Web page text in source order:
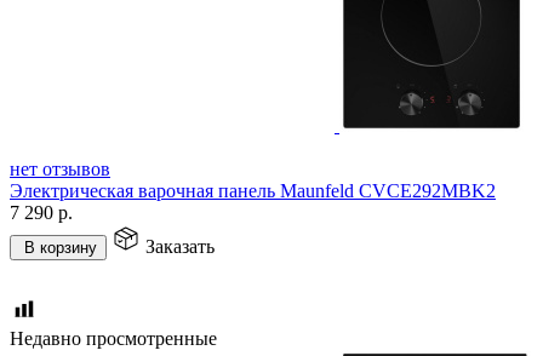
нет отзывов
Электрическая варочная панель Maunfeld CVCE292MBK2
7 290 р.
В корзину Заказать
Недавно просмотренные